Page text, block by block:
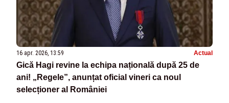
16 apr. 2026, 13:59 Actual
Gică Hagi revine la echipa națională după 25 de
ani! „Regele”, anunțat oficial vineri ca noul
selecționer al României